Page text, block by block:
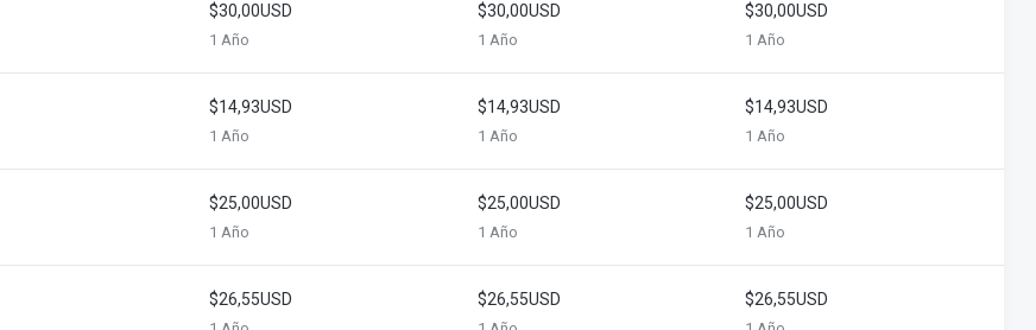
$30,00USD
1 Año
$30,00USD
1 Año
$30,00USD
1 Año
$14,93USD
1 Año
$14,93USD
1 Año
$14,93USD
1 Año
$25,00USD
1 Año
$25,00USD
1 Año
$25,00USD
1 Año
$26,55USD $26,55USD $26,55USD